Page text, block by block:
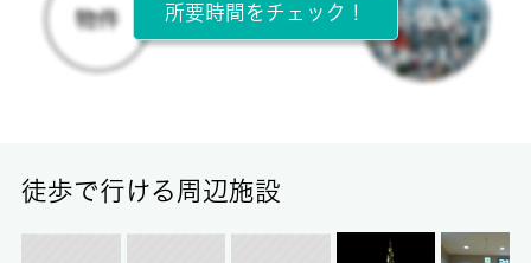
所在階
3階 / 3階建
所要時間をチェック！
徒歩で行ける周辺施設